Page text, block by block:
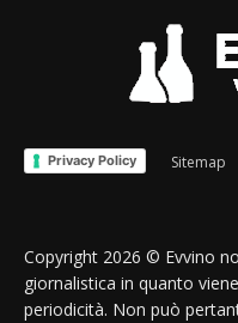
Privacy Policy Sitemap
Copyright 2026 © Evvino
giornalistica in quanto
periodicità. Non può